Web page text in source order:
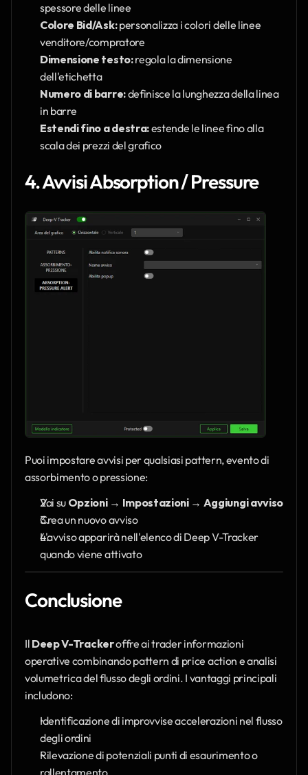
spessore delle linee
Colore Bid/Ask: personalizza i colori delle linee
venditore/compratore
Dimensione testo: regola la dimensione
dell'etichetta
Numero di barre: definisce la lunghezza della linea
in barre
Estendi fino a destra: estende le linee fino alla
scala dei prezzi del grafico
4. Avvisi Absorption / Pressure
Puoi impostare avvisi per qualsiasi pattern, evento di
assorbimento o pressione:
Vai su Opzioni → Impostazioni → Aggiungi avviso
Crea un nuovo avviso
L'avviso apparirà nell'elenco di Deep V-Tracker
quando viene attivato
Conclusione
Il Deep V-Tracker offre ai trader informazioni
operative combinando pattern di price action e analisi
volumetrica del flusso degli ordini. I vantaggi principali
includono:
Identificazione di improvvise accelerazioni nel flusso
degli ordini
Rilevazione di potenziali punti di esaurimento o